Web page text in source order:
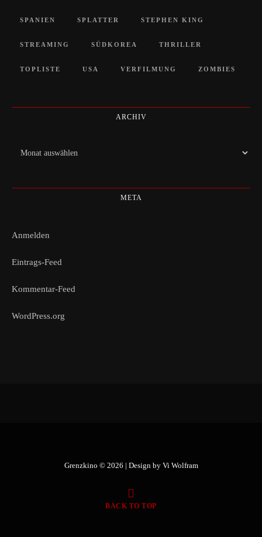
SPANIEN SPLATTER STEPHEN KING
STREAMING SÜDKOREA THRILLER
TOPLISTE USA VERFILMUNG ZOMBIES
ARCHIV
Archiv
META
Anmelden
Eintrags-Feed
Kommentar-Feed
WordPress.org
Grenzkino © 2026 | Design by Vi Wolfram
BACK TO TOP